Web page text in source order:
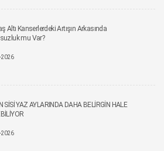
Kombine Cerrahiler
diş mümkün
öne çıkıyor!
Nedenin Peşine Düşüyor
Altı Kanserlerdeki Artışın Arkasında
mu Var?
2026
SİSİ YAZ AYLARINDA DAHA BELİRGİN HALE
2026